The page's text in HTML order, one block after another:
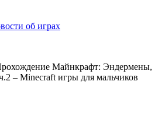
Майнкрафт: Эндермены,
– Minecraft игры для мальчиков